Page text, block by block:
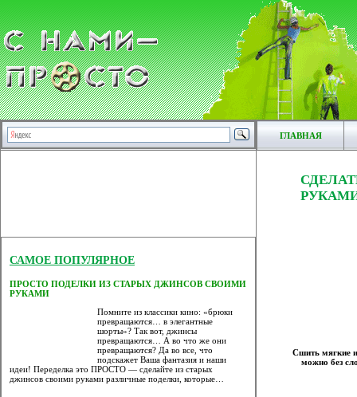
ГЛАВНАЯ
САМОЕ ПОПУЛЯРНОЕ
ПРОСТО ПОДЕЛКИ ИЗ СТАРЫХ ДЖИНСОВ СВОИМИ
РУКАМИ
Помните из классики кино: «брюки
превращаются… в элегантные
шорты»? Так вот, джинсы
превращаются… А во что же они
превращаются? Да во все, что
подскажет Ваша фантазия и наши
идеи! Переделка это ПРОСТО — сделайте из старых
джинсов своими руками различные поделки, которые…
Сшить мягкие
можно без